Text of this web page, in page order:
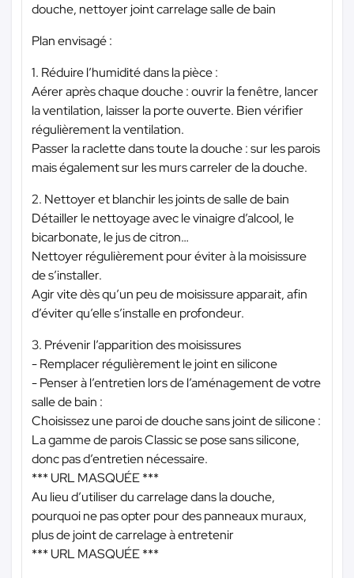
douche, nettoyer joint carrelage salle de bain
Plan envisagé :
1. Réduire l’humidité dans la pièce :
Aérer après chaque douche : ouvrir la fenêtre, lancer
la ventilation, laisser la porte ouverte. Bien vérifier
régulièrement la ventilation.
Passer la raclette dans toute la douche : sur les parois
mais également sur les murs carreler de la douche.
2. Nettoyer et blanchir les joints de salle de bain
Détailler le nettoyage avec le vinaigre d’alcool, le
bicarbonate, le jus de citron…
Nettoyer régulièrement pour éviter à la moisissure
de s’installer.
Agir vite dès qu’un peu de moisissure apparait, afin
d’éviter qu’elle s’installe en profondeur.
3. Prévenir l’apparition des moisissures
- Remplacer régulièrement le joint en silicone
- Penser à l’entretien lors de l’aménagement de votre
salle de bain :
Choisissez une paroi de douche sans joint de silicone :
La gamme de parois Classic se pose sans silicone,
donc pas d’entretien nécessaire.
*** URL MASQUÉE ***
Au lieu d’utiliser du carrelage dans la douche,
pourquoi ne pas opter pour des panneaux muraux,
plus de joint de carrelage à entretenir
*** URL MASQUÉE ***